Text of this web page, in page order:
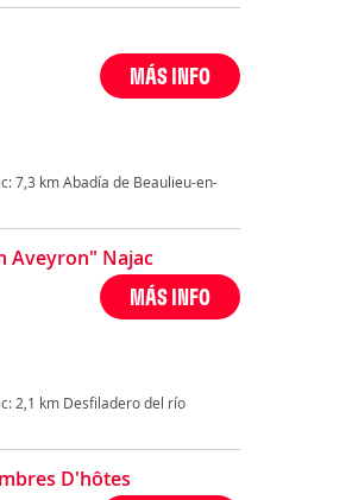
MÁS INFO
7,3 km Abadía de Beaulieu-en-
Aveyron" Najac
MÁS INFO
2,1 km Desfiladero del río
D'hôtes